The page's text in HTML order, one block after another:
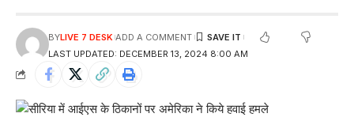
LAST UPDATED: DECEMBER 13, 2024 8:00 AM
BYLIVE 7 DESK ADD A COMMENT